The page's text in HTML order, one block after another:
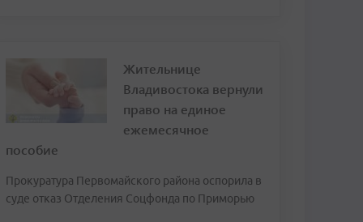
Жительнице
Владивостока вернули
право на единое
ежемесячное
пособие
Прокуратура Первомайского района оспорила в
суде отказ Отделения Соцфонда по Приморью